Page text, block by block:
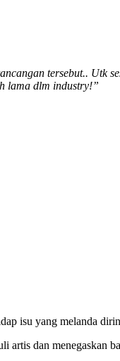
tersebut.. Utk
lama dlm industry!”
isu yang melanda
dan menegaskan